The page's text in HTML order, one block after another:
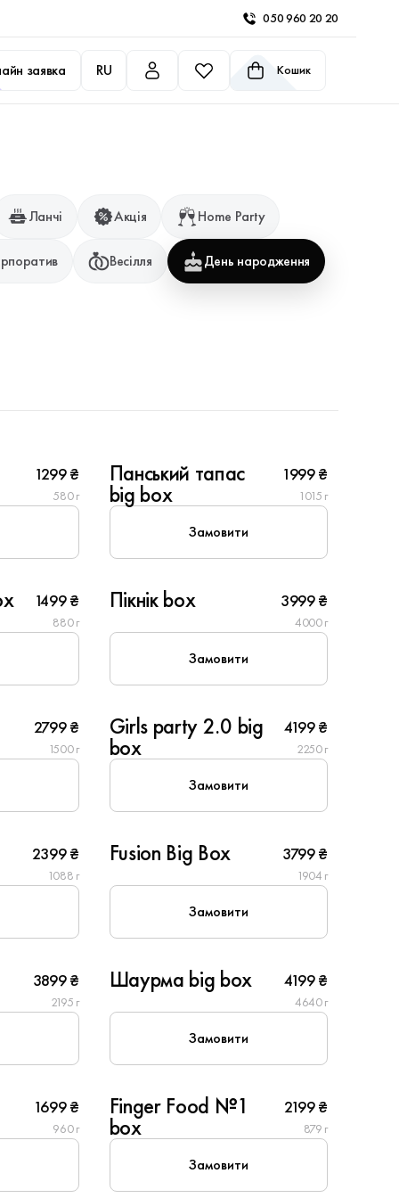
050 960 20 20
заявка RU Кошик
Ланчі Акція Home Party
Весілля День народження
1299 ₴
580 г New
Панський тапас
big box
1999 ₴
1015 г
Замовити
1499 ₴
880 г
10
Пікнік box 3999 ₴
4000 г
Замовити
2799 ₴
1500 г New
8
Girls party 2.0 big
box
4199 ₴
2250 г
Замовити
2399 ₴
1088 г
10
Fusion Big Box 3799 ₴
1904 г
Замовити
3899 ₴
2195 г
8
Шаурма big box 4199 ₴
4640 г
Замовити
1699 ₴
960 г
6
Finger Food №1
box
2199 ₴
879 г
Замовити